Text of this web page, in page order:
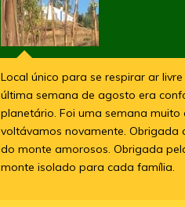
Local único para se respirar ar
última semana de agosto era
planetário. Foi uma semana
voltávamos novamente.
do monte amorosos. Obrigada
monte isolado para cada família.